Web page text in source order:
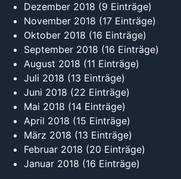
Dezember 2018 (9 Einträge)
November 2018 (17 Einträge)
Oktober 2018 (16 Einträge)
September 2018 (16 Einträge)
August 2018 (11 Einträge)
Juli 2018 (13 Einträge)
Juni 2018 (22 Einträge)
Mai 2018 (14 Einträge)
April 2018 (15 Einträge)
März 2018 (13 Einträge)
Februar 2018 (20 Einträge)
Januar 2018 (16 Einträge)